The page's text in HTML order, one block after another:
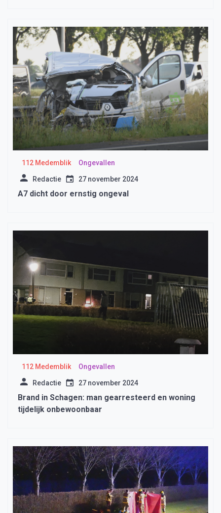
112 Medemblik Ongevallen
Redactie 27 november 2024
A7 dicht door ernstig ongeval
112 Medemblik Ongevallen
Redactie 27 november 2024
Brand in Schagen: man gearresteerd en woning
tijdelijk onbewoonbaar